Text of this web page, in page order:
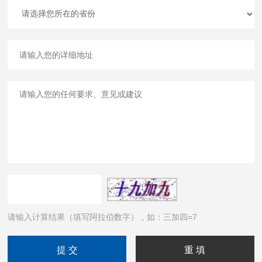
请输入计算结果（填写阿拉伯数字），如：三加四=7